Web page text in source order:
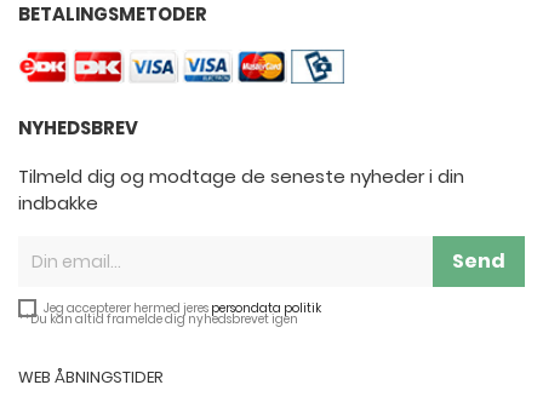
BETALINGSMETODER
NYHEDSBREV
Tilmeld dig og modtage de seneste nyheder i din
indbakke
Send
Jeg accepterer hermed jeres persondata politik
**Du kan altid framelde dig nyhedsbrevet igen
WEB ÅBNINGSTIDER